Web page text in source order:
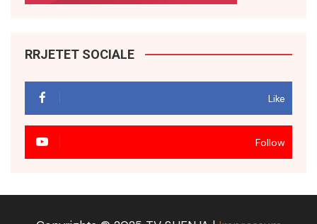
RRJETET SOCIALE
Like
Follow